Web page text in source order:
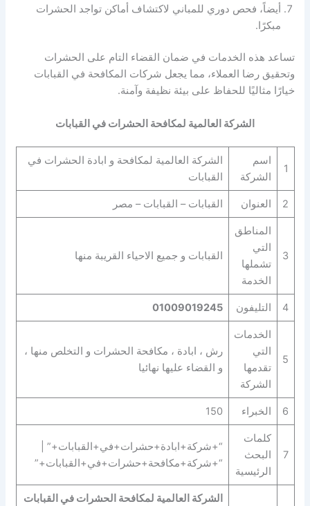
أيضاً، فحص دوري للمباني لاكتشاف أماكن تواجد الحشرات
مبكرًا.
تساعد هذه الخدمات في ضمان القضاء التام على الحشرات
وتحقيق رضا العملاء، مما يجعل شركات المكافحة في القبابات
خيارًا مثاليًا للحفاظ على بيئة نظيفة وآمنة.
الشركة العالمية لمكافحة الحشرات في القبابات
1
اسم
الشركة
الشركة العالمية لمكافحة و ابادة الحشرات في
القبابات
2 العنوان القبابات – القبابات – مصر
3
المناطق
التي
تشملها
الخدمة
القبابات و جميع الاحياء القريبة منها
4 التليفون 01009019245
5
الخدمات
التي
تقدمها
الشركة
رش ، ابادة ، مكافحة الحشرات و التخلص منها ،
و القضاء عليها نهائيا
6 الخبراء 150
7
كلمات
البحث
الرئيسية
“+شركة+ابادة+حشرات+في+القبابات+” |
“+شركة+مكافحة+حشرات+في+القبابات+”
الشركة العالمية لمكافحة الحشرات في القبابات